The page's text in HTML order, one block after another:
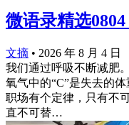
微语录精选
文摘 • 2026 年 8 月 4 日
我们通过呼吸不断减肥
氧气中的“C”是失去的
职场有个定律，只有不
直不可替…